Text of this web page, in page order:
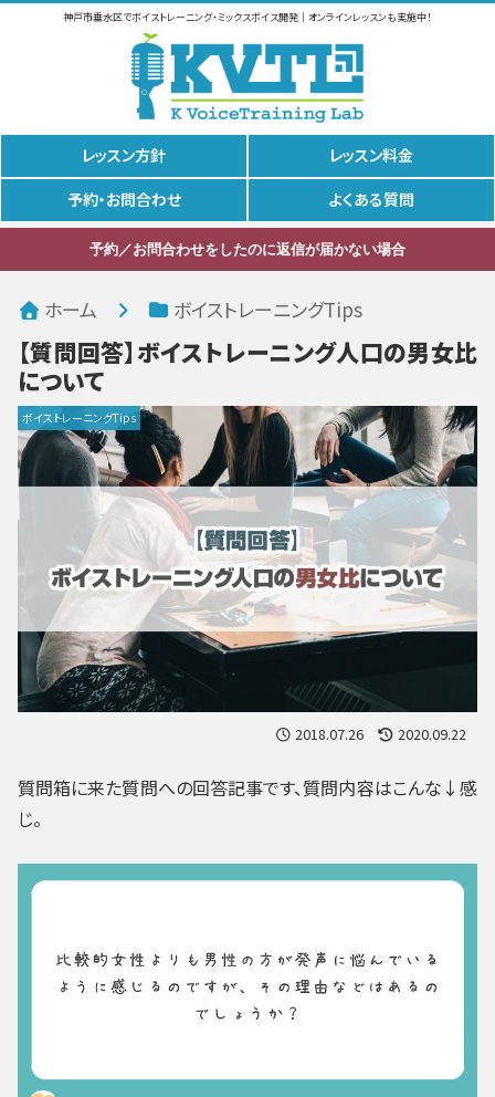
神戸市垂水区でボイストレーニング・ミックスボイス開発｜オンラインレッスンも実施中！
レッスン方針
レッスン料金
予約・お問合わせ
よくある質問
予約／お問合わせをしたのに返信が届かない場合
ホーム ボイストレーニングTips
【質問回答】ボイストレーニング人口の男女比
について
ボイストレーニングTips
2018.07.26 2020.09.22
質問箱に来た質問への回答記事です、質問内容はこんな↓感
じ。